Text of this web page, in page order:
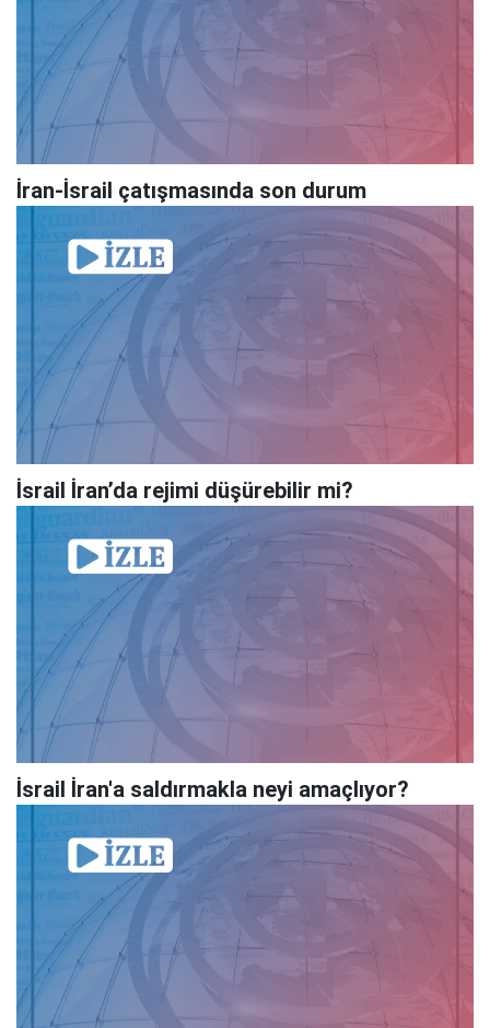
İran-İsrail çatışmasında son durum
İsrail İran’da rejimi düşürebilir mi?
İsrail İran'a saldırmakla neyi amaçlıyor?